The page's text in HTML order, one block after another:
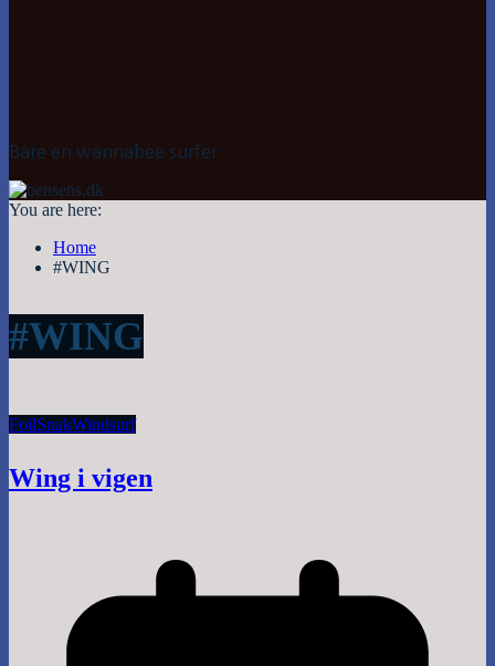
Bare en wannabee surfer
You are here:
Home
#WING
#WING
FoilSnakWindsurf
Wing i vigen